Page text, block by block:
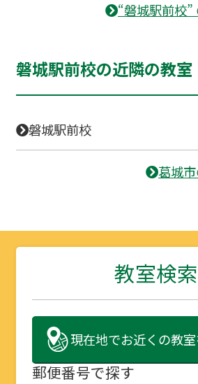
“磐城駅前校
磐城駅前校の近隣の教室
磐城駅前校
葛城
教室検索
現在地でお近くの教
郵便番号で探す